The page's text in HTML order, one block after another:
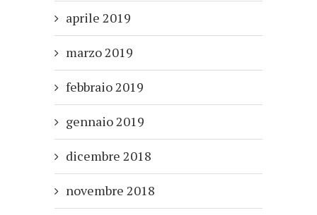
aprile 2019
marzo 2019
febbraio 2019
gennaio 2019
dicembre 2018
novembre 2018